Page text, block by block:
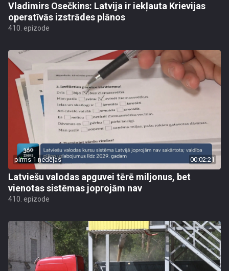
Vladimirs Osečkins: Latvija ir iekļauta Krievijas
operatīvās izstrādes plānos
410. epizode
pirms 1 nedēļas 00:02:21
Latviešu valodas apguvei tērē miljonus, bet
vienotas sistēmas joprojām nav
410. epizode